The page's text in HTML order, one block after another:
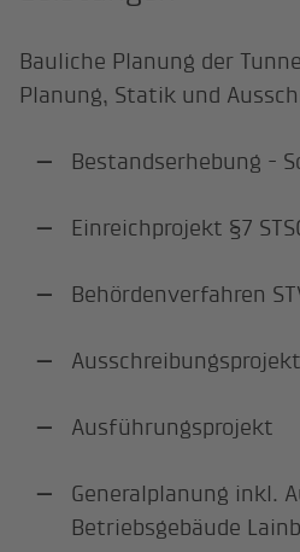
Bauliche Planung der
Planung, Statik und
Bestandserhebung -
Einreichprojekt §7
Behördenverfahren
Ausschreibungsprojekt
Ausführungsprojekt
Generalplanung inkl.
Betriebsgebäude